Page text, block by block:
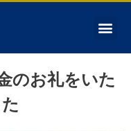
のお礼をいた